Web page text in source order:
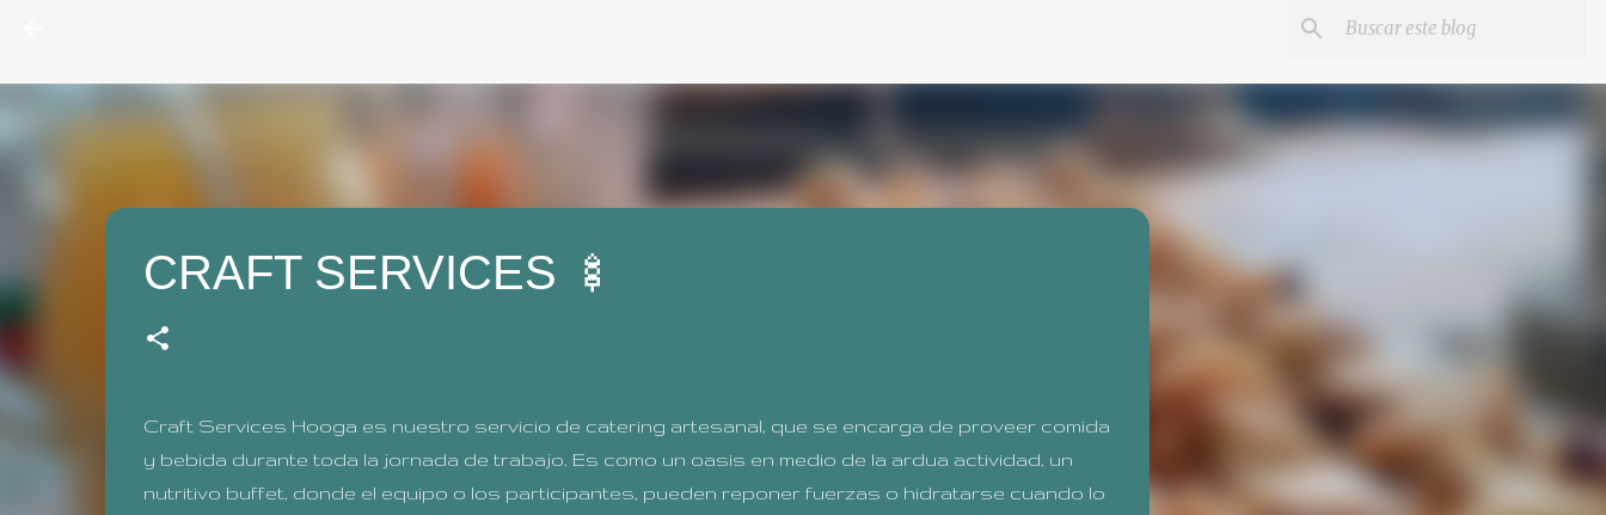
CRAFT SERVICES 🍢
Craft Services Hooga es nuestro servicio de catering artesanal, que se encarga de proveer comida
y bebida durante toda la jornada de trabajo. Es como un oasis en medio de la ardua actividad, un
nutritivo buffet, donde el equipo o los participantes, pueden reponer fuerzas o hidratarse cuando lo